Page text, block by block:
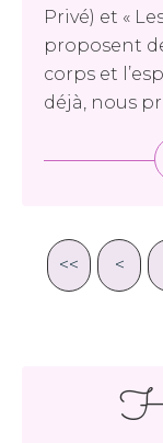
Privé) et «
proposent
corps et
déjà, nous
<< <